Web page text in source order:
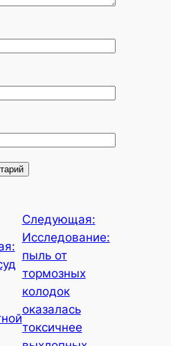
Следующая:
Исследование:
пыль от
тормозных
колодок
оказалась
токсичнее